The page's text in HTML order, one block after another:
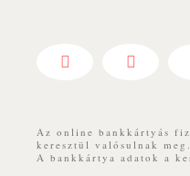
FacebookYouTube
Az online bankkártyás
keresztül valósulnak meg.
A bankkártya adatok a